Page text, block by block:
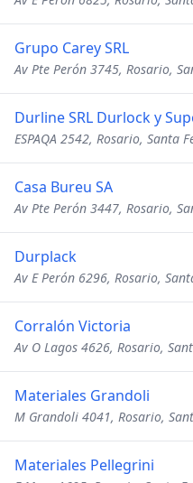
Grupo Carey SRL
Av Pte Perón 3745, Rosario,
Durline SRL Durlock y
ESPAQA 2542, Rosario, Santa
Casa Bureu SA
Av Pte Perón 3447, Rosario,
Durplack
Av E Perón 6296, Rosario,
Corralón Victoria
Av O Lagos 4626, Rosario,
Materiales Grandoli
M Grandoli 4041, Rosario,
Materiales Pellegrini